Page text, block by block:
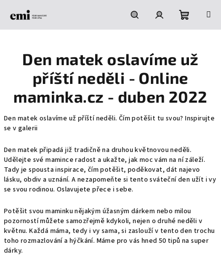
HledatPřihlášeníNákupní
košík
Den matek oslavíme už
příští neděli - Online
maminka.cz - duben 2022
Den matek oslavíme už příští neděli. Čím potěšit tu svou? Inspirujte
se v galerii
Den matek připadá již tradičně na druhou květnovou neděli.
Udělejte své mamince radost a ukažte, jak moc vám na ní záleží.
Tady je spousta inspirace, čím potěšit, poděkovat, dát najevo
lásku, obdiv a uznání. A nezapomeňte si tento sváteční den užít i vy
se svou rodinou. Oslavujete přece i sebe.
Potěšit svou maminku nějakým úžasným dárkem nebo milou
pozorností můžete samozřejmě kdykoli, nejen o druhé neděli v
květnu. Každá máma, tedy i vy sama, si zaslouží v tento den trochu
toho rozmazlování a hýčkání. Máme pro vás hned 50 tipů na super
dárky.